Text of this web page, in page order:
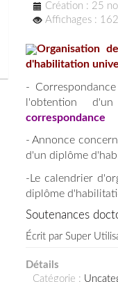
Création : 25
Affichages :
Organisation
d'habilitation
-
l'obtention
correspondance
- Annonce
d'un diplôme
-Le calendrier
diplôme
Soutenances
Écrit par Super
Détails
Catégorie :